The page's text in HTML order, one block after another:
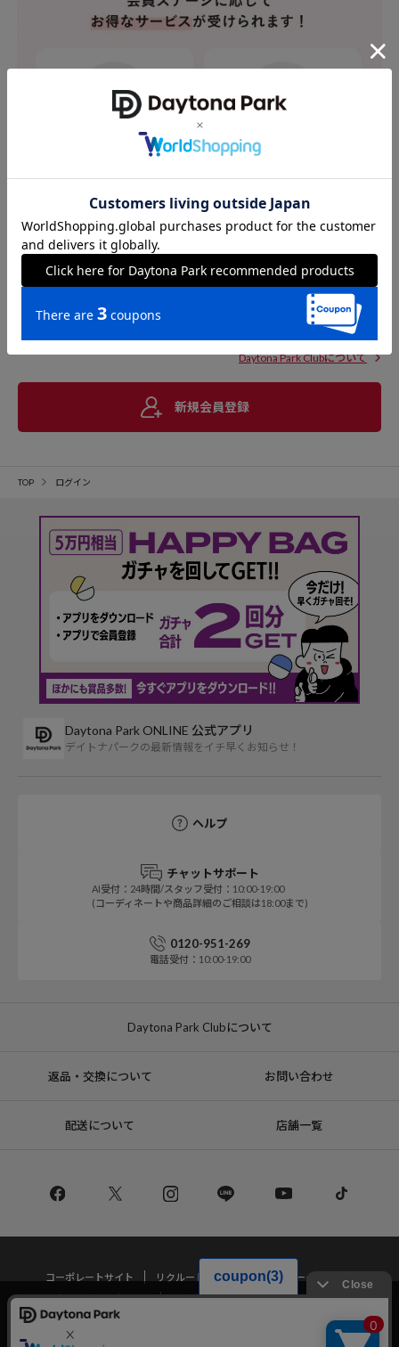
Daytona Park Clubについて
新規会員登録
TOP ログイン
Daytona Park ONLINE 公式アプリ
デイトナパークの最新情報をイチ早くお知らせ！
ヘルプ
チャットサポート
AI受付：24時間/スタッフ受付：10:00-19:00
(コーディネートや商品詳細のご相談は18:00まで)
0120-951-269
電話受付：10:00-19:00
Daytona Park Clubについて
返品・交換について お問い合わせ
配送について 店舗一覧
コーポレートサイト リクルート
サステナブルマークについて
プライバシーポリシー
特定商取引法・古物営業法に基づく表記
当サイトでは利用体験の向上およびコンテンツの最適な提供、トラフィック
の分析を目的としてCookieを使用しています。